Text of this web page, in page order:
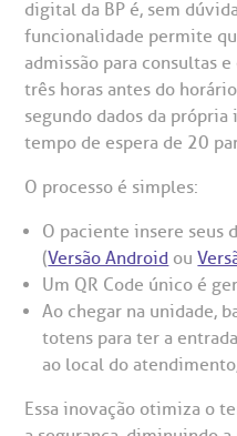
Saiba mais
CEP: 01323-001 | Bela Vista
São Paulo - SP
Clínica Medicina
a BP
de Benchmarking
de Bioética
Centro de
Cirurgia
frequentes
de Sangue
digital da BP é, sem
funcionalidade permite
admissão para consultas
três horas antes do
segundo dados da
tempo de espera de 20
O processo é simples:
O paciente insere seus
(Versão Android ou
Um QR Code único é
Ao chegar na unidade,
totens para ter a
ao local do
Essa inovação otimiza o